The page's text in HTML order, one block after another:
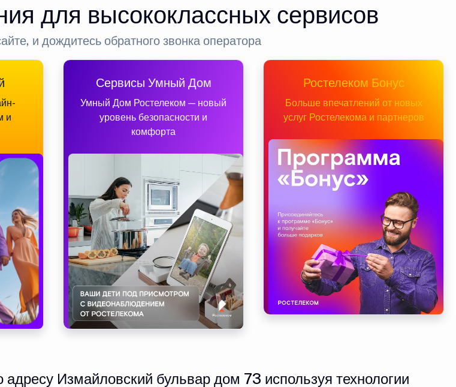
для высококлассных сервисов
и дождитесь обратного звонка оператора
и
Сервисы Умный Дом
Умный Дом Ростелеком — новый
уровень безопасности и
комфорта
Ростелеком Бонус
Больше впечатлений от новых
услуг Ростелекома и партнеров
Измайловский бульвар дом 73 используя технологии